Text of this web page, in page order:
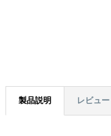
製品説明 レビュー